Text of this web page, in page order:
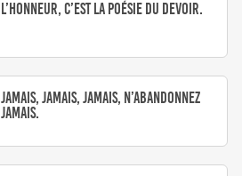
L’honneur, c’est la poésie du devoir.
Jamais, jamais, jamais, n’abandonnez
jamais.